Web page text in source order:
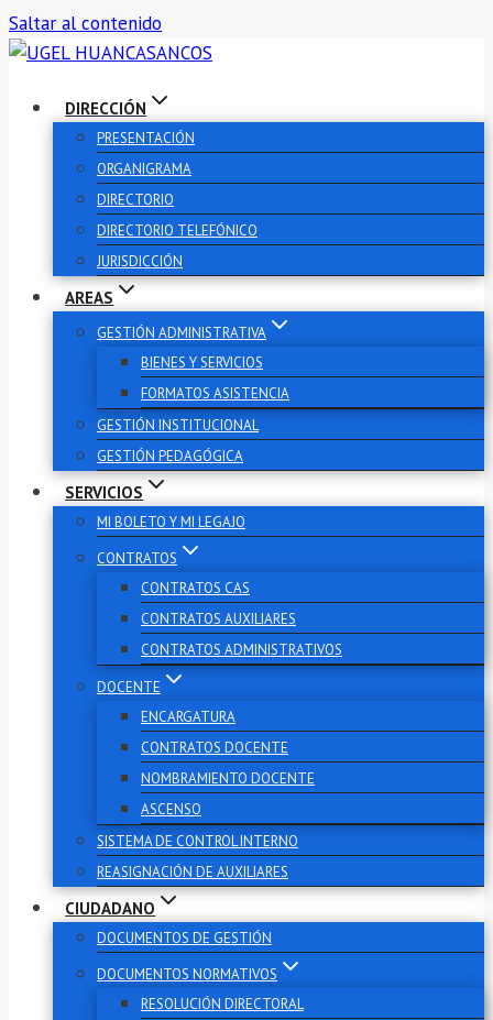
Saltar al contenido
DIRECCIÓN
PRESENTACIÓN
ORGANIGRAMA
DIRECTORIO
DIRECTORIO TELEFÓNICO
JURISDICCIÓN
AREAS
GESTIÓN ADMINISTRATIVA
BIENES Y SERVICIOS
FORMATOS ASISTENCIA
GESTIÓN INSTITUCIONAL
GESTIÓN PEDAGÓGICA
SERVICIOS
MI BOLETO Y MI LEGAJO
CONTRATOS
CONTRATOS CAS
CONTRATOS AUXILIARES
CONTRATOS ADMINISTRATIVOS
DOCENTE
ENCARGATURA
CONTRATOS DOCENTE
NOMBRAMIENTO DOCENTE
ASCENSO
SISTEMA DE CONTROL INTERNO
REASIGNACIÓN DE AUXILIARES
CIUDADANO
DOCUMENTOS DE GESTIÓN
DOCUMENTOS NORMATIVOS
RESOLUCIÓN DIRECTORAL